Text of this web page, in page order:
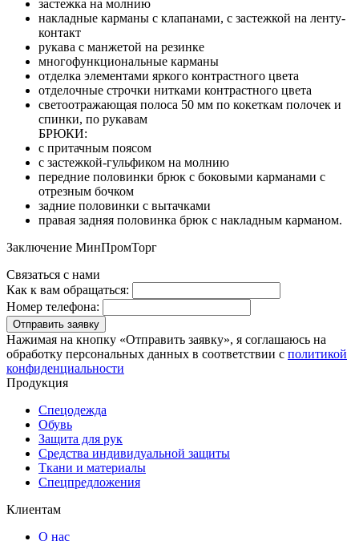
застежка на молнию
накладные карманы с клапанами, с застежкой на ленту-
контакт
рукава с манжетой на резинке
многофункциональные карманы
отделка элементами яркого контрастного цвета
отделочные строчки нитками контрастного цвета
светоотражающая полоса 50 мм по кокеткам полочек и
спинки, по рукавам
БРЮКИ:
с притачным поясом
с застежкой-гульфиком на молнию
передние половинки брюк с боковыми карманами с
отрезным бочком
задние половинки с вытачками
правая задняя половинка брюк с накладным карманом.
Заключение МинПромТорг
Связаться с нами
Как к вам обращаться:
Номер телефона:
Отправить заявку
Нажимая на кнопку «Отправить заявку», я соглашаюсь на
обработку персональных данных в соответствии с политикой
конфиденциальности
Продукция
Спецодежда
Обувь
Защита для рук
Средства индивидуальной защиты
Ткани и материалы
Спецпредложения
Клиентам
О нас